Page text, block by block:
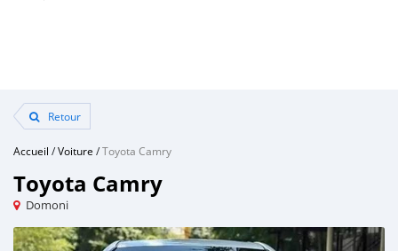
Retour
Accueil /Voiture /Toyota Camry
Toyota Camry
Domoni